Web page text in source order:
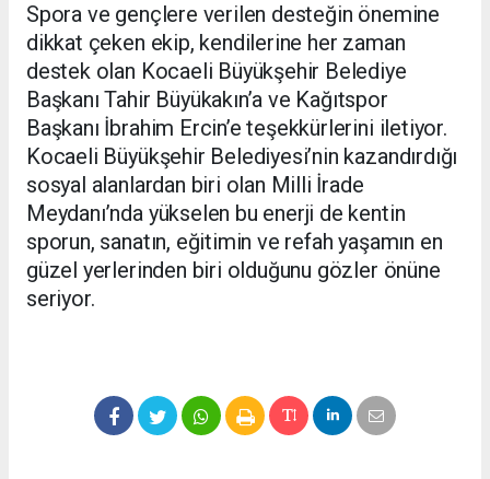
Spora ve gençlere verilen desteğin önemine
dikkat çeken ekip, kendilerine her zaman
destek olan Kocaeli Büyükşehir Belediye
Başkanı Tahir Büyükakın’a ve Kağıtspor
Başkanı İbrahim Ercin’e teşekkürlerini iletiyor.
Kocaeli Büyükşehir Belediyesi’nin kazandırdığı
sosyal alanlardan biri olan Milli İrade
Meydanı’nda yükselen bu enerji de kentin
sporun, sanatın, eğitimin ve refah yaşamın en
güzel yerlerinden biri olduğunu gözler önüne
seriyor.